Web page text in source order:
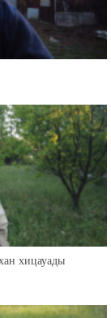
хицауады